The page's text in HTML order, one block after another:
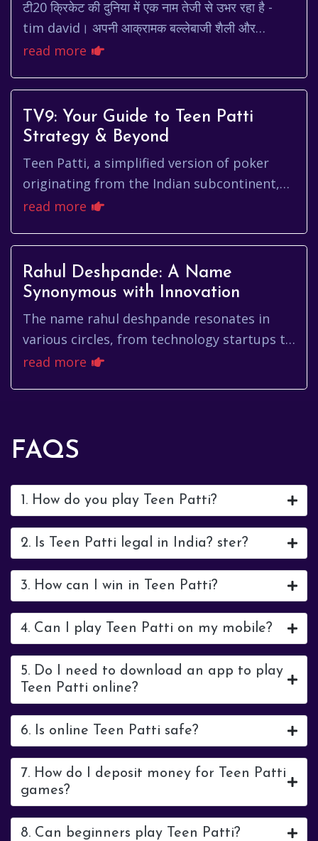
टी20 क्रिकेट की दुनिया में एक नाम तेजी से उभर रहा है -
tim david। अपनी आक्रामक बल्लेबाजी शैली और
शक्तिशाली हिटिंग क्षमता के कारण, डेविड ने कम समय में ...
read more
TV9: Your Guide to Teen Patti
Strategy & Beyond
Teen Patti, a simplified version of poker
originating from the Indian subcontinent,
has surged in popularity, captivating
read more
Rahul Deshpande: A Name
Synonymous with Innovation
The name rahul deshpande resonates in
various circles, from technology startups to
established corporations. It’s a name often
read more
FAQS
1. How do you play Teen Patti?
2. Is Teen Patti legal in India? ster?
3. How can I win in Teen Patti?
4. Can I play Teen Patti on my mobile?
5. Do I need to download an app to play
Teen Patti online?
6. Is online Teen Patti safe?
7. How do I deposit money for Teen Patti
games?
8. Can beginners play Teen Patti?